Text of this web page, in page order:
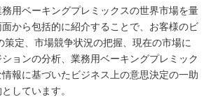
用ベーキングプレミックスの世界市場を量
から包括的に紹介することで、お客様のビ
策定、市場競争状況の把握、現在の市場に
ョンの分析、業務用ベーキングプレミック
報に基づいたビジネス上の意思決定の一助
しています。